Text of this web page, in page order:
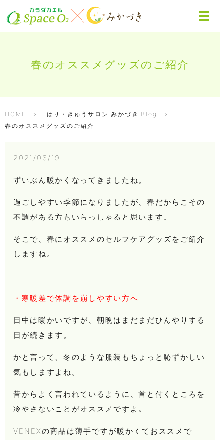
春のオススメグッズのご紹介
HOME
はり・きゅうサロン みかづき Blog
春のオススメグッズのご紹介
2021/03/19
ずいぶん暖かくなってきましたね。
過ごしやすい季節になりましたが、春だからこその
不調がある方もいらっしゃると思います。
そこで、春にオススメのセルフケアグッズをご紹介
しますね。
・寒暖差で体調を崩しやすい方へ
日中は暖かいですが、朝晩はまだまだひんやりする
日が続きます。
かと言って、冬のような服装もちょっと恥ずかしい
気もしますよね。
昔からよく言われているように、首と付くところを
冷やさないことがオススメですよ。
VENEXの商品は薄手ですが暖かくておススメで